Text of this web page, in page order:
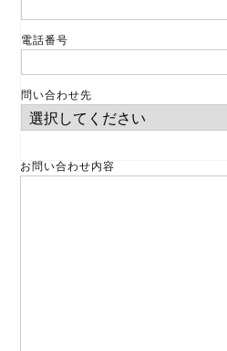
電話番号
問い合わせ先
お問い合わせ内容